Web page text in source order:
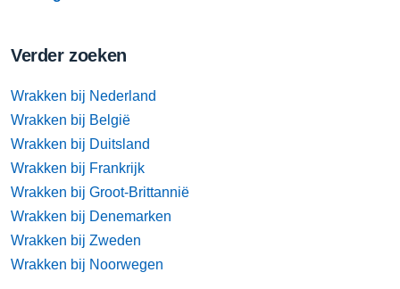
Verder zoeken
Wrakken bij Nederland
Wrakken bij België
Wrakken bij Duitsland
Wrakken bij Frankrijk
Wrakken bij Groot-Brittannië
Wrakken bij Denemarken
Wrakken bij Zweden
Wrakken bij Noorwegen